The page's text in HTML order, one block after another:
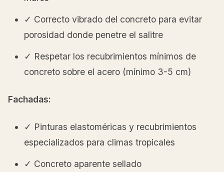
✓ Correcto vibrado del concreto para evitar
porosidad donde penetre el salitre
✓ Respetar los recubrimientos mínimos de
concreto sobre el acero (mínimo 3-5 cm)
Fachadas:
✓ Pinturas elastoméricas y recubrimientos
especializados para climas tropicales
✓ Concreto aparente sellado